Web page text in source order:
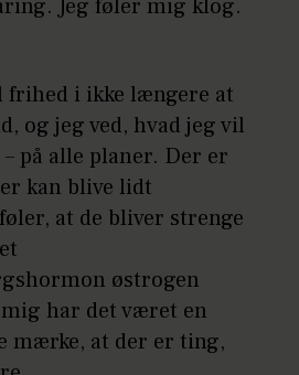
Jeg føler mig klog.
frihed i ikke længere at
og jeg ved, hvad jeg vil
på alle planer. Der er
kan blive lidt
at de bliver strenge
østrogen
har det været en
mærke, at der er ting,